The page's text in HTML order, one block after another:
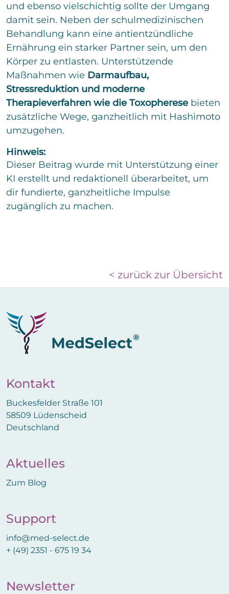
und ebenso vielschichtig sollte der Umgang
damit sein. Neben der schulmedizinischen
Behandlung kann eine antientzündliche
Ernährung ein starker Partner sein, um den
Körper zu entlasten. Unterstützende
Maßnahmen wie Darmaufbau,
Stressreduktion und moderne
Therapieverfahren wie die Toxopherese bieten
zusätzliche Wege, ganzheitlich mit Hashimoto
umzugehen.
Hinweis:
Dieser Beitrag wurde mit Unterstützung einer
KI erstellt und redaktionell überarbeitet, um
dir fundierte, ganzheitliche Impulse
zugänglich zu machen.
< zurück zur Übersicht
Kontakt
Buckesfelder Straße 101
58509 Lüdenscheid
Deutschland
Aktuelles
Zum Blog
Support
info@med-select.de
+ (49) 2351 - 675 19 34
Newsletter